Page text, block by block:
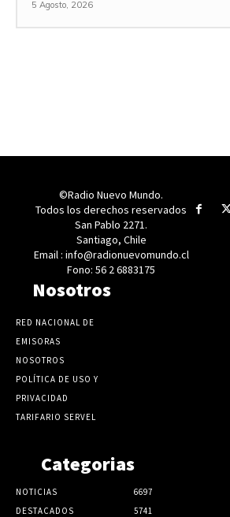
5 Agosto, 2026
©Radio Nuevo Mundo.
Todos los derechos reservados
San Pablo 2271.
Santiago, Chile
Email : info@radionuevomundo.cl
Fono: 56 2 6883175
Nosotros
RED NACIONAL DE
EMISORAS
NOSOTROS
POLÍTICA DE USO Y
PRIVACIDAD
TARIFARIO SERVEL
Categorias
NOTICIAS
6697
DESTACADOS
5741